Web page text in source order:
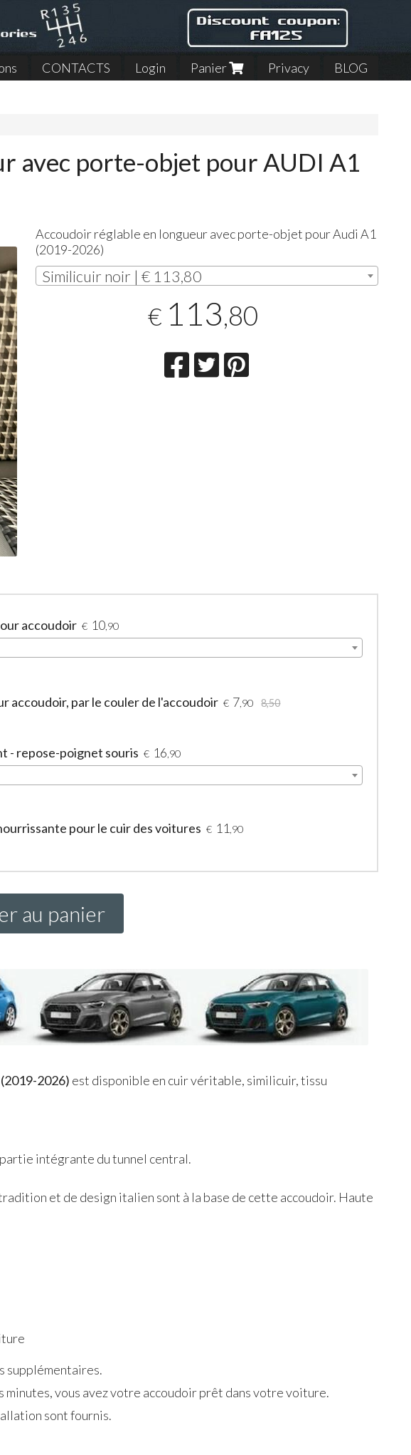
CONTACTS Login Panier Privacy BLOG
avec porte-objet pour AUDI A1
Accoudoir réglable en longueur avec porte-objet pour Audi A1
(2019-2026)
Similicuir noir | € 113,80
€ 113,80
accoudoir € 10 ,90
par le couler de l'accoudoir € 7 ,90 8,50
- repose-poignet souris € 16 ,90
pour le cuir des voitures € 11 ,90
au panier
2026) est disponible en cuir véritable, similicuir, tissu
intégrante du tunnel central.
et de design italien sont à la base de cette accoudoir. Haute
supplémentaires.
vous avez votre accoudoir prêt dans votre voiture.
sont fournis.